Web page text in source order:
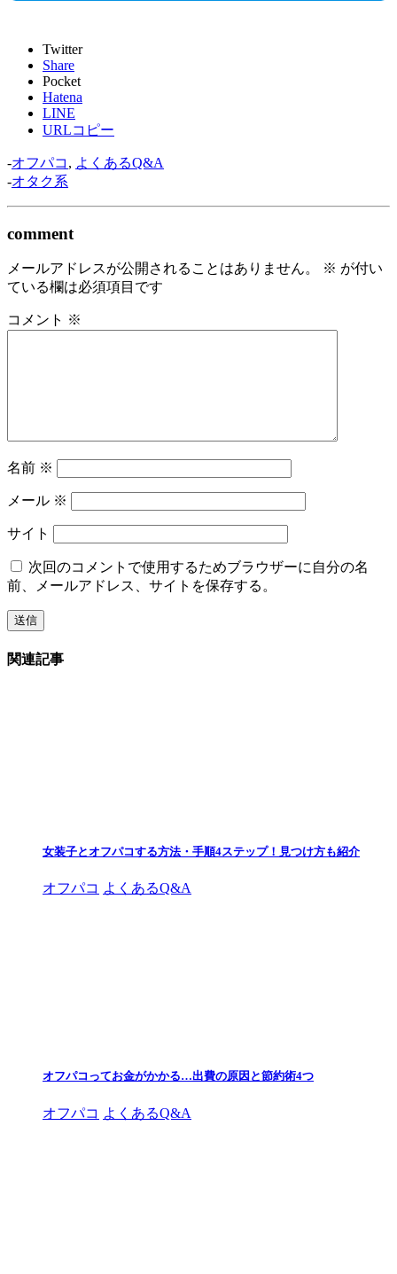
Twitter
Share
Pocket
Hatena
LINE
URLコピー
-オフパコ , よくあるQ&A
-オタク系
comment
メールアドレスが公開されることはありません。 ※ が付い
ている欄は必須項目です
コメント ※
名前 ※
メール ※
サイト
次回のコメントで使用するためブラウザーに自分の名
前、メールアドレス、サイトを保存する。
関連記事
女装子とオフパコする方法・手順4ステップ！見つけ方も紹介
オフパコ よくあるQ&A
オフパコってお金がかかる…出費の原因と節約術4つ
オフパコ よくあるQ&A